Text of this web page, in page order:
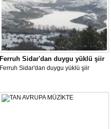
Ferruh Sidar'dan duygu yüklü şiir
Ferruh Sidar'dan duygu yüklü şiir